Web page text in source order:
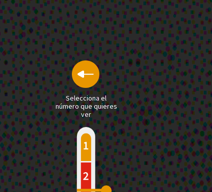
Selecciona el
número que quieres
ver